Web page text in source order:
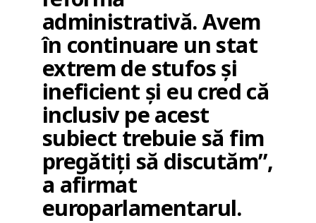
administrativă. Avem
în continuare un stat
extrem de stufos și
ineficient și eu cred că
inclusiv pe acest
subiect trebuie să fim
pregătiți să discutăm”,
a afirmat
europarlamentarul.